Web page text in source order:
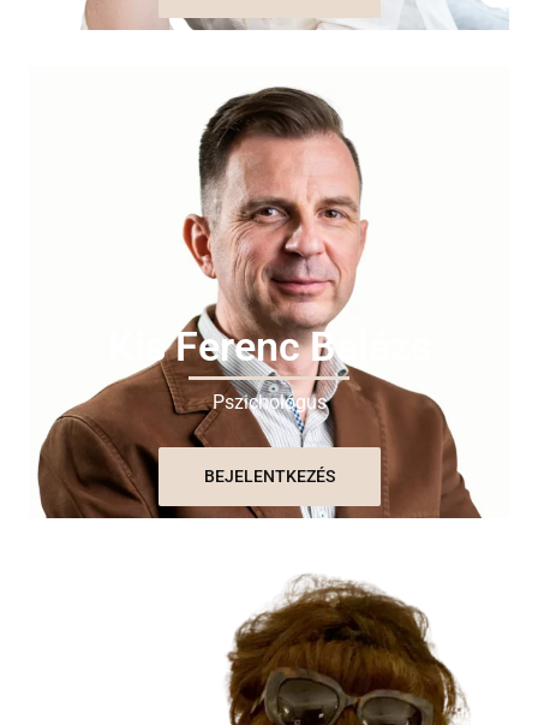
Kis Ferenc Balázs
Pszichológus
BEJELENTKEZÉS